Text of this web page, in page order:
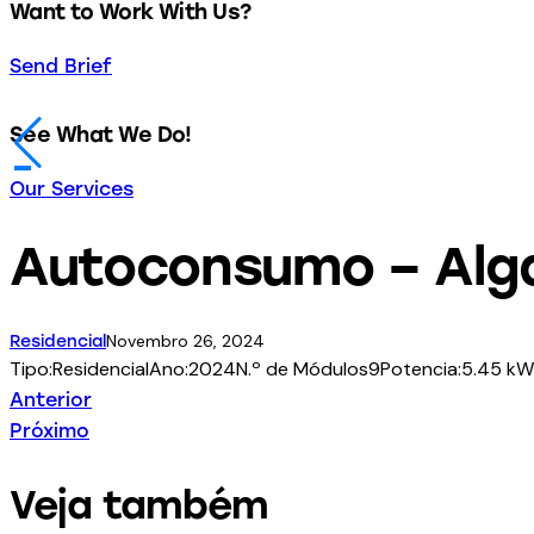
Want to Work With Us?
Send Brief
See What We Do!
Our Services
Autoconsumo –
ResidencialNovembro 26, 2024
Tipo:ResidencialAno:2024N.º de Módulos9Potencia:5.45
Anterior
Próximo
Veja também